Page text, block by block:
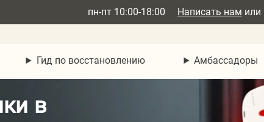
пн-пт 10:00-18:00 Написать нам или
Гид по восстановлению Амбассадоры
в